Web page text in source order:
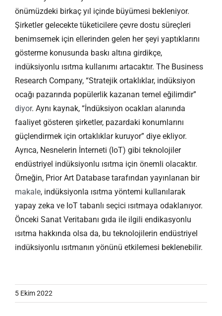
önümüzdeki birkaç yıl içinde büyümesi bekleniyor.
Şirketler gelecekte tüketicilere çevre dostu süreçleri
benimsemek için ellerinden gelen her şeyi yaptıklarını
gösterme konusunda baskı altına girdikçe,
indüksiyonlu ısıtma kullanımı artacaktır. The Business
Research Company, “Stratejik ortaklıklar, indüksiyon
ocağı pazarında popülerlik kazanan temel eğilimdir”
diyor. Aynı kaynak, “İndüksiyon ocakları alanında
faaliyet gösteren şirketler, pazardaki konumlarını
güçlendirmek için ortaklıklar kuruyor” diye ekliyor.
Ayrıca, Nesnelerin İnterneti (IoT) gibi teknolojiler
endüstriyel indüksiyonlu ısıtma için önemli olacaktır.
Örneğin, Prior Art Database tarafından yayınlanan bir
makale, indüksiyonla ısıtma yöntemi kullanılarak
yapay zeka ve IoT tabanlı seçici ısıtmaya odaklanıyor.
Önceki Sanat Veritabanı gıda ile ilgili endikasyonlu
ısıtma hakkında olsa da, bu teknolojilerin endüstriyel
indüksiyonlu ısıtmanın yönünü etkilemesi beklenebilir.
5 Ekim 2022